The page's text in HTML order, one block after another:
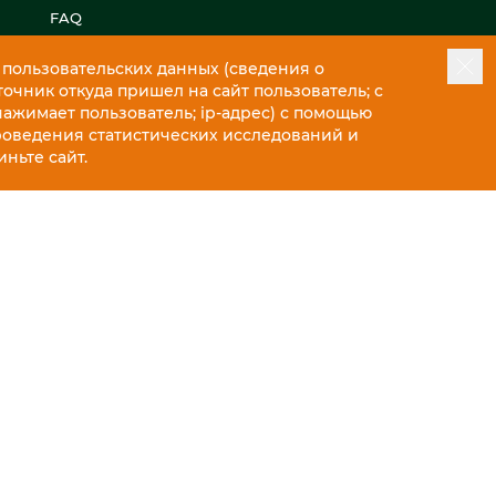
FAQ
данных (сведения о
откуда пришел на сайт пользователь; с
пользователь; ip-адрес) с помощью
статистических исследований и
сайт.